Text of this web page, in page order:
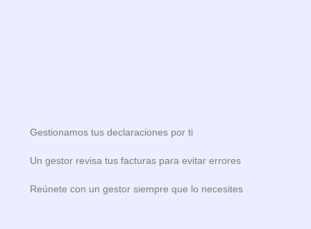
Gestionamos tus declaraciones por ti
Un gestor revisa tus facturas para evitar errores
Reúnete con un gestor siempre que lo necesites